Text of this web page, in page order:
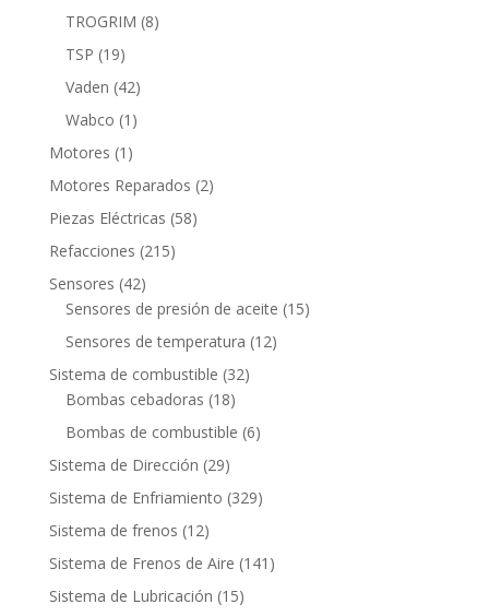
productos
TROGRIM 88
TSP 1919
productos
Vaden 4242
productos
Wabco 1 1
producto
Motores 1 1
producto
Motores Reparados 22
Piezas Eléctricas 5858
Refacciones 215215
Sensores 4242
productos
Sensores de presión de aceite 1515
Sensores de temperatura 1212
Sistema de combustible 3232
Bombas cebadoras 1818
productos
Bombas de combustible 66
Sistema de Dirección 2929
productos
Sistema de Enfriamiento 329329
Sistema de frenos 1212
productos
Sistema de Frenos de Aire 141 141
Sistema de Lubricación 1515